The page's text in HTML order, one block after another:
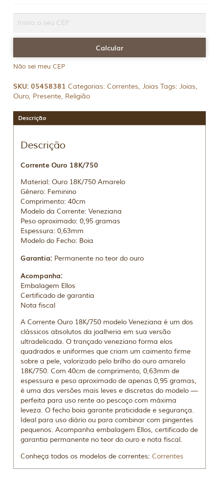
Não sei meu CEP
SKU:05458381 Categorias:Correntes,Joias Tags:Joias,
Ouro, Presente, Religião
Descrição
Descrição
Corrente Ouro 18K/750
Material: Ouro 18K/750 Amarelo
Gênero: Feminino
Comprimento: 40cm
Modelo da Corrente: Veneziana
Peso aproximado: 0,95 gramas
Espessura: 0,63mm
Modelo do Fecho: Boia
Garantia: Permanente no teor do ouro
Acompanha:
Embalagem Ellos
Certificado de garantia
Nota fiscal
A Corrente Ouro 18K/750 modelo Veneziana é um dos
clássicos absolutos da joalheria em sua versão
ultradelicada. O trançado veneziano forma elos
quadrados e uniformes que criam um caimento firme
sobre a pele, valorizado pelo brilho do ouro amarelo
18K/750. Com 40cm de comprimento, 0,63mm de
espessura e peso aproximado de apenas 0,95 gramas,
é uma das versões mais leves e discretas do modelo —
perfeita para uso rente ao pescoço com máxima
leveza. O fecho boia garante praticidade e segurança.
Ideal para uso diário ou para combinar com pingentes
pequenos. Acompanha embalagem Ellos, certificado de
garantia permanente no teor do ouro e nota fiscal.
Conheça todos os modelos de correntes:Correntes